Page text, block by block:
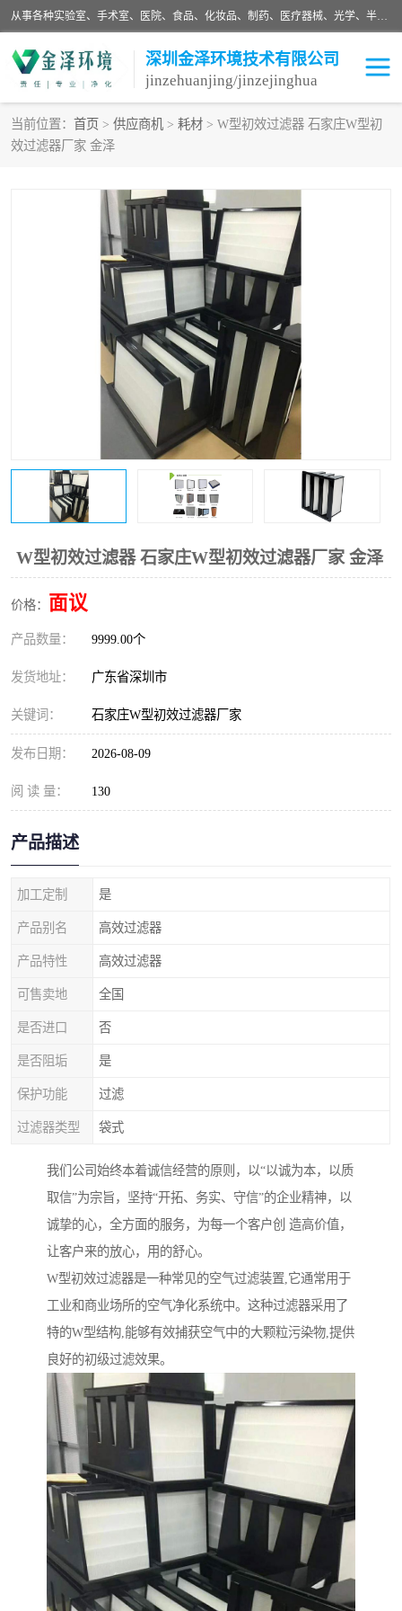
从事各种实验室、手术室、医院、食品、化妆品、制药、医疗器械、光学、半导体、精密电子等无尘车间行业的洁净车间装修设计、净化设备、恒温恒湿空调的设计制作与安装、净化系统工程项目施工及其技术支持服务。
深圳金泽环境技术有限公司
jinzehuanjing/jinzejinghua
当前位置： 首页 > 供应商机 > 耗材 > W型初效过滤器 石家庄W型初
效过滤器厂家 金泽
W型初效过滤器 石家庄W型初效过滤器厂家 金泽
价格： 面议
产品数量： 9999.00个
发货地址： 广东省深圳市
关键词： 石家庄W型初效过滤器厂家
发布日期： 2026-08-09
阅 读 量： 130
产品描述
加工定制 是
产品别名 高效过滤器
产品特性 高效过滤器
可售卖地 全国
是否进口 否
是否阻垢 是
保护功能 过滤
过滤器类型 袋式
我们公司始终本着诚信经营的原则，以“以诚为本，以质
取信”为宗旨，坚持“开拓、务实、守信”的企业精神，以
诚挚的心，全方面的服务，为每一个客户创 造高价值，
让客户来的放心，用的舒心。
W型初效过滤器是一种常见的空气过滤装置,它通常用于
工业和商业场所的空气净化系统中。这种过滤器采用了
特的W型结构,能够有效捕获空气中的大颗粒污染物,提供
良好的初级过滤效果。
耗材
GMP车间净化
医药车间净化 生命工程
食品饮料
光电车间
恒温恒湿净化空调 过滤器
百级